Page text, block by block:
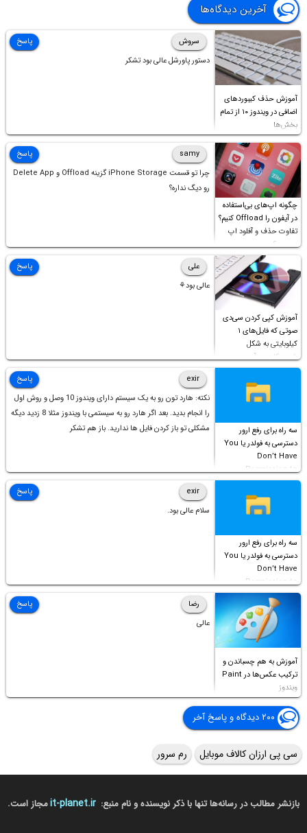
آخرین دیدگاه‌ها
آموزش حذف کیبوردهای
اضافی در ویندوز ۱۰ از تمام
بخش‌ها
سروش
دستور پاورشل عالی بود تشکر
پاسخ
چگونه اپ‌های بی‌استفاده
در آیفون را Offload کنیم؟
تفاوت حذف و آفلود اپ
چیست؟
samy
چرا تو قسمت iPhone Storage گزینه Offload و Delete App
رو دیگ نداره؟
پاسخ
آموزش کپی کردن سی‌دی
صوتی که فایل‌های ۱
کیلوبایتی به شکل
شورت‌کات در آن موجود
است!
علی
عالی بود⚘
پاسخ
سه راه برای رفع ارور
دسترسی به فولدر یا You
Don’t Have
Permission to
Access this folder
exir
نکته: هارد تون رو به یک سیستم دارای ویندوز 10 وصل و روش اول
را انجام بدید. بعد اگر هارد رو به سیستمی با ویندوز مثلا 8 زدید دیگه
مشکلی تو باز کردن فایل ها ندارید. باز هم تشکر
پاسخ
سه راه برای رفع ارور
دسترسی به فولدر یا You
Don’t Have
Permission to
Access this folder
exir
سلام عالی بود.
پاسخ
آموزش به هم چسباندن و
ترکیب عکس‌ها در Paint
ویندوز
رضا
عالی
پاسخ
۲۰۰ دیدگاه و پاسخ آخر
سی پی ارزان کالاف موبایل رم سرور
بازنشر مطالب در رسانه‌ها تنها با ذکر نویسنده و نام منبع: it-planet.irمجاز است.